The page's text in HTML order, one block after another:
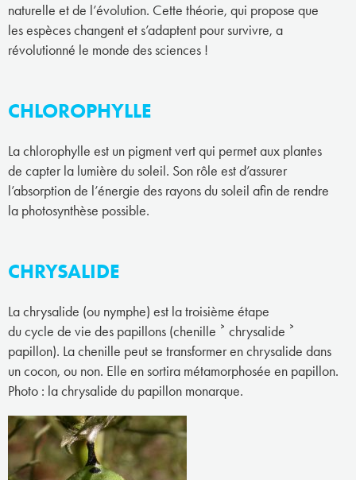
naturelle et de l’évolution. Cette théorie, qui propose que
les espèces changent et s’adaptent pour survivre, a
révolutionné le monde des sciences !
CHLOROPHYLLE
La chlorophylle est un pigment vert qui permet aux plantes
de capter la lumière du soleil. Son rôle est d’assurer
l’absorption de l’énergie des rayons du soleil afin de rendre
la photosynthèse possible.
CHRYSALIDE
La chrysalide (ou nymphe) est la troisième étape
du cycle de vie des papillons (chenille ˃ chrysalide ˃
papillon). La chenille peut se transformer en chrysalide dans
un cocon, ou non. Elle en sortira métamorphosée en papillon.
Photo : la chrysalide du papillon monarque.